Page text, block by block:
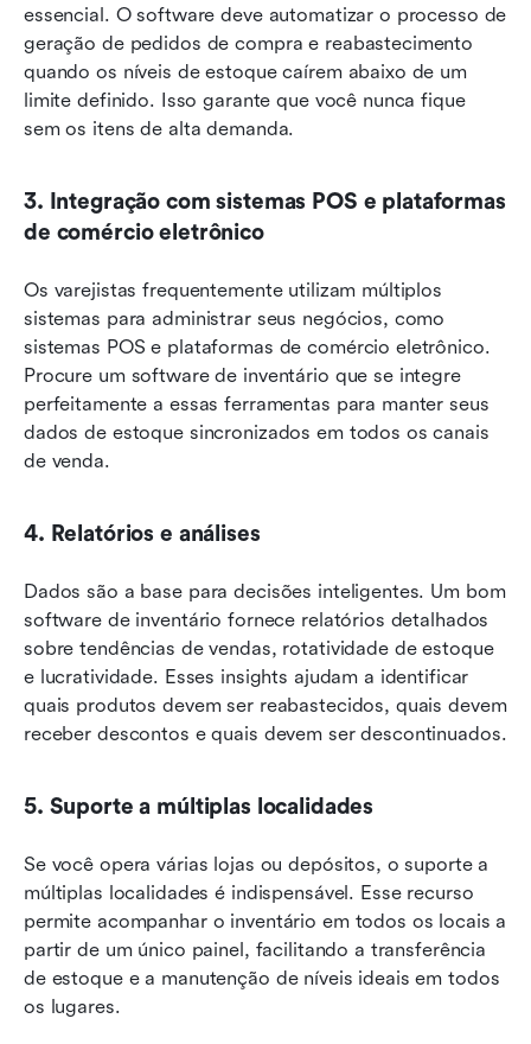
essencial. O software deve automatizar o processo de
geração de pedidos de compra e reabastecimento
quando os níveis de estoque caírem abaixo de um
limite definido. Isso garante que você nunca fique
sem os itens de alta demanda.
3. Integração com sistemas POS e plataformas
de comércio eletrônico
Os varejistas frequentemente utilizam múltiplos
sistemas para administrar seus negócios, como
sistemas POS e plataformas de comércio eletrônico.
Procure um software de inventário que se integre
perfeitamente a essas ferramentas para manter seus
dados de estoque sincronizados em todos os canais
de venda.
4. Relatórios e análises
Dados são a base para decisões inteligentes. Um bom
software de inventário fornece relatórios detalhados
sobre tendências de vendas, rotatividade de estoque
e lucratividade. Esses insights ajudam a identificar
quais produtos devem ser reabastecidos, quais devem
receber descontos e quais devem ser descontinuados.
5. Suporte a múltiplas localidades
Se você opera várias lojas ou depósitos, o suporte a
múltiplas localidades é indispensável. Esse recurso
permite acompanhar o inventário em todos os locais a
partir de um único painel, facilitando a transferência
de estoque e a manutenção de níveis ideais em todos
os lugares.